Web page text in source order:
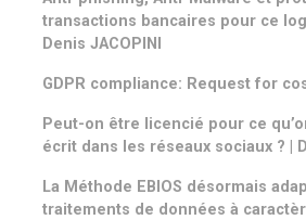
transactions bancaires pour ce
Denis JACOPINI
GDPR compliance: Request for
Peut-on être licencié pour ce
écrit dans les réseaux sociaux ? |
La Méthode EBIOS désormais
traitements de données à